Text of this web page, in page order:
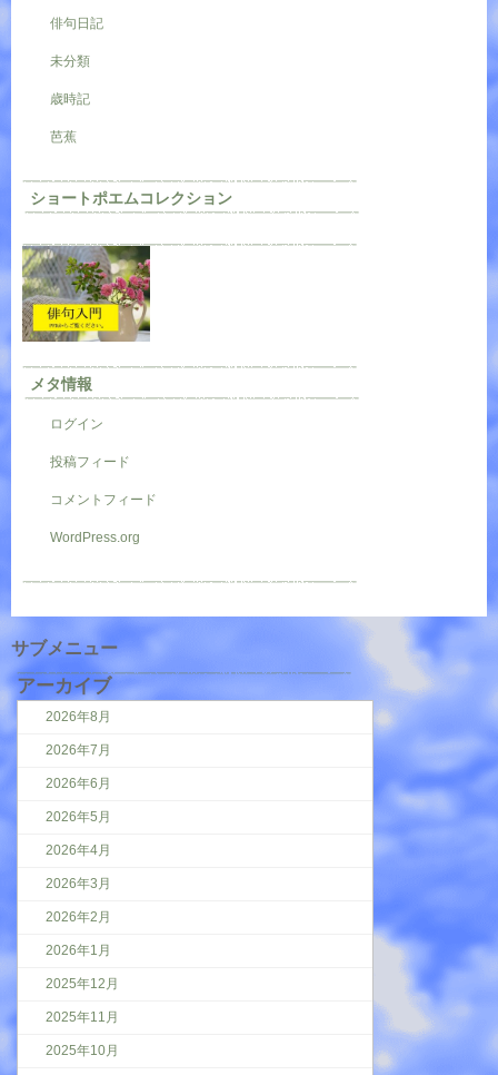
俳句日記
未分類
歳時記
芭蕉
ショートポエムコレクション
メタ情報
ログイン
投稿フィード
コメントフィード
WordPress.org
サブメニュー
アーカイブ
2026年8月
2026年7月
2026年6月
2026年5月
2026年4月
2026年3月
2026年2月
2026年1月
2025年12月
2025年11月
2025年10月